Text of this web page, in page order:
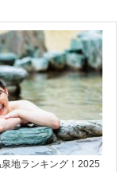
泉地ランキング！2025